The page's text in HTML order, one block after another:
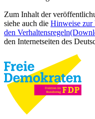
Zum Inhalt der
siehe auch die Hinweise zur
den Verhaltensregeln
den Internetseiten des